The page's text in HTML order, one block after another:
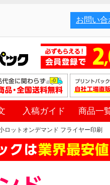
お問い合
入稿ガイド 商品一
ロットオンデマンド フライヤー印刷